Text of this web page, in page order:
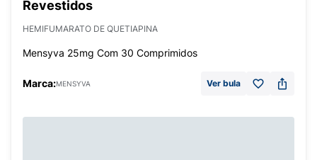
Revestidos
HEMIFUMARATO DE QUETIAPINA
Mensyva 25mg Com 30 Comprimidos
Marca:MENSYVA Ver bula